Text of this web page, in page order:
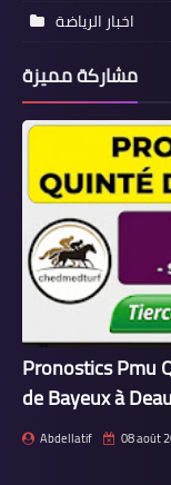
اخبار الرياضة
مشاركة مميزة
Pronostics Pmu
de Bayeux à
Abdellatif 08 août